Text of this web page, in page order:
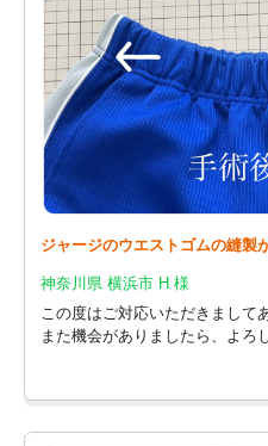
ジャージのウエストゴムの縫製
神奈川県 横浜市 H 様
この度はご対応いただきまして
また機会がありましたら、よろ